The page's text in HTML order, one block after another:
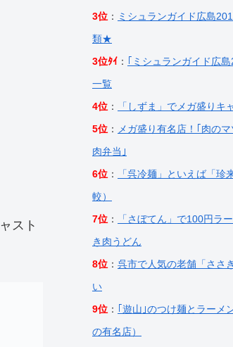
スト
3位 ： ミシュランガイド広島
類★
3位ﾀｲ ：
｢ミシュランガイド広
一覧
4位 ：
「しずま」でメガ盛りキ
5位 ：
メガ盛り有名店！｢肉の
肉弁当｣
6位 ：
「呉冷麺」といえば「珍
較）
7位 ：
「さぼてん」で100円ラ
き肉うどん
8位 ： 呉市で人気の老舗「ささ
い
9位 ：
｢遊山｣のつけ麺とラーメ
の有名店）